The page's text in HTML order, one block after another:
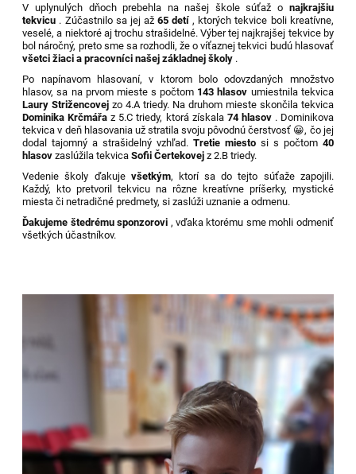
V uplynulých dňoch prebehla na našej škole súťaž o najkrajšiu
tekvicu . Zúčastnilo sa jej až 65 detí , ktorých tekvice boli kreatívne,
veselé, a niektoré aj trochu strašidelné. Výber tej najkrajšej tekvice by
bol náročný, preto sme sa rozhodli, že o víťaznej tekvici budú hlasovať
všetci žiaci a pracovníci našej základnej školy .
Po napínavom hlasovaní, v ktorom bolo odovzdaných množstvo
hlasov, sa na prvom mieste s počtom 143 hlasov umiestnila tekvica
Laury Strižencovej zo 4.A triedy. Na druhom mieste skončila tekvica
Dominika Krčmářa z 5.C triedy, ktorá získala 74 hlasov. Dominikova
tekvica v deň hlasovania už stratila svoju pôvodnú čerstvosť 😀, čo jej
dodal tajomný a strašidelný vzhľad. Tretie miestosi s počtom 40
hlasov zaslúžila tekvicaSofii Čertekovej z 2.B triedy.
Vedenie školy ďakuje všetkým, ktorí sa do tejto súťaže zapojili.
Každý, kto pretvoril tekvicu na rôzne kreatívne príšerky, mystické
miesta či netradičné predmety, si zaslúži uznanie a odmenu.
Ďakujeme štedrému sponzorovi , vďaka ktorému sme mohli odmeniť
všetkých účastníkov.